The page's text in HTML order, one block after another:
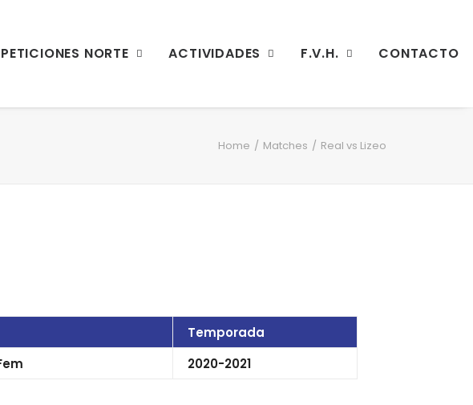
NORTE ACTIVIDADES F.V.H. CONTACTO
Home Matches Real vs Lizeo
Temporada
2020-2021